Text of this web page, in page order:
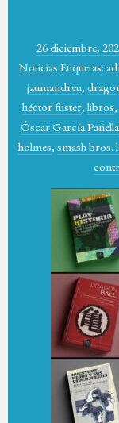
26 diciembre,
Noticias Etiquetas:
jaumandreu,
héctor fuster, libros,
Óscar García Pañella
holmes, smash bros.